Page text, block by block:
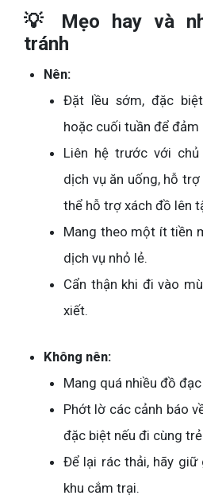
💡 Mẹo hay và
tránh
Nên:
Đặt lều sớm, đặc
hoặc cuối tuần để đảm
Liên hệ trước với
dịch vụ ăn uống, hỗ
thể hỗ trợ xách đồ lên
Mang theo một ít tiền
dịch vụ nhỏ lẻ.
Cẩn thận khi đi vào
xiết.
Không nên:
Mang quá nhiều đồ
Phớt lờ các cảnh báo
đặc biệt nếu đi cùng
Để lại rác thải, hãy giữ
khu cắm trại.